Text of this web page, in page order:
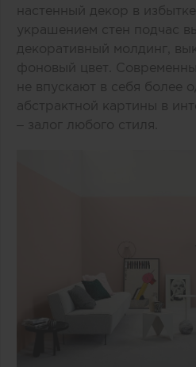
настенный декор в
украшением стен подчас
декоративный молдинг,
фоновый цвет.
не впускают в себя более
абстрактной картины в
– залог любого стиля.